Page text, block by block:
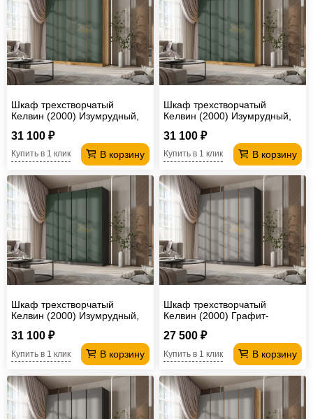
Шкаф трехстворчатый
Келвин (2000) Изумрудный,
31 100 ₽
В корзину
Купить в 1 клик
Шкаф трехстворчатый
Келвин (2000) Изумрудный,
31 100 ₽
В корзину
Купить в 1 клик
Шкаф трехстворчатый
Келвин (2000) Изумрудный,
31 100 ₽
В корзину
Купить в 1 клик
Шкаф трехстворчатый
Келвин (2000) Графит-
27 500 ₽
В корзину
Купить в 1 клик